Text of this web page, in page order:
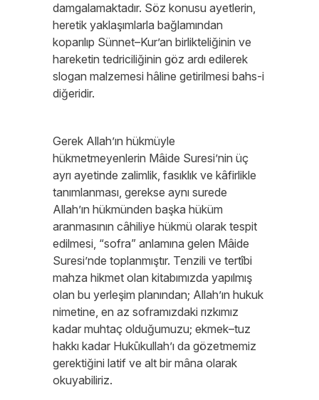
damgalamaktadır. Söz konusu ayetlerin,
heretik yaklaşımlarla bağlamından
koparılıp Sünnet–Kur’an birlikteliğinin ve
hareketin tedriciliğinin göz ardı edilerek
slogan malzemesi hâline getirilmesi bahs-i
diğeridir.
Gerek Allah’ın hükmüyle
hükmetmeyenlerin Mâide Suresi’nin üç
ayrı ayetinde zalimlik, fasıklık ve kâfirlikle
tanımlanması, gerekse aynı surede
Allah’ın hükmünden başka hüküm
aranmasının câhiliye hükmü olarak tespit
edilmesi, “sofra” anlamına gelen Mâide
Suresi’nde toplanmıştır. Tenzili ve tertîbi
mahza hikmet olan kitabımızda yapılmış
olan bu yerleşim planından; Allah’ın hukuk
nimetine, en az soframızdaki rızkımız
kadar muhtaç olduğumuzu; ekmek–tuz
hakkı kadar Hukūkullah’ı da gözetmemiz
gerektiğini latif ve alt bir mâna olarak
okuyabiliriz.